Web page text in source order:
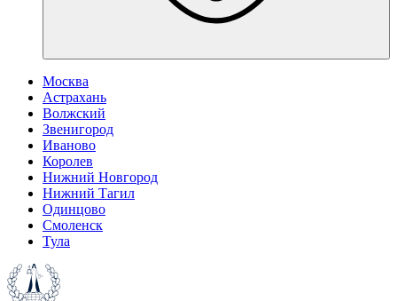
Москва
Астрахань
Волжский
Звенигород
Иваново
Королев
Нижний Новгород
Нижний Тагил
Одинцово
Смоленск
Тула